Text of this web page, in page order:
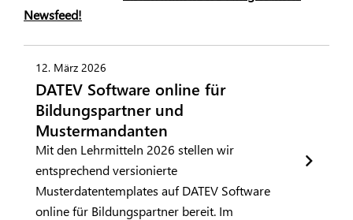
Newsfeed!
12. März 2026
DATEV Software online für
Bildungspartner und
Mustermandanten
Mit den Lehrmitteln 2026 stellen wir
entsprechend versionierte
Musterdatentemplates auf DATEV Software
online für Bildungspartner bereit. Im